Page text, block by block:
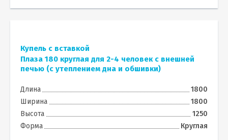
Купель с вставкой
Плаза 180 круглая для 2-4 человек с внешней
печью (с утеплением дна и обшивки)
Длина
1800
Ширина
1800
Высота
1250
Форма
Круглая